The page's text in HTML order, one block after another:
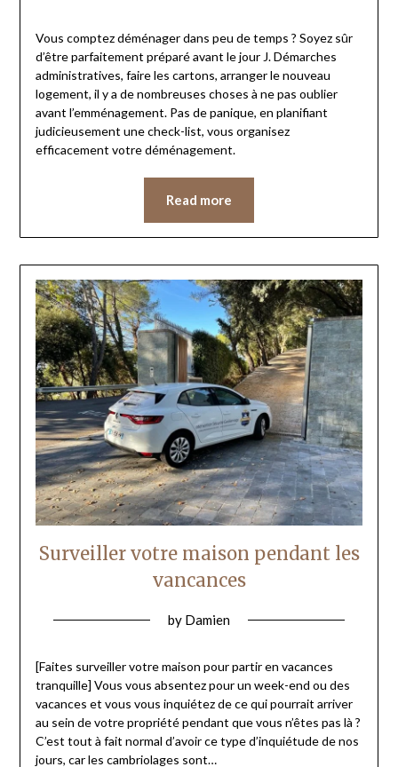
Vous comptez déménager dans peu de temps ? Soyez sûr
d’être parfaitement préparé avant le jour J. Démarches
administratives, faire les cartons, arranger le nouveau
logement, il y a de nombreuses choses à ne pas oublier
avant l’emménagement. Pas de panique, en planifiant
judicieusement une check-list, vous organisez
efficacement votre déménagement.
Read more
Surveiller votre maison pendant les
vancances
by Damien
[Faites surveiller votre maison pour partir en vacances
tranquille] Vous vous absentez pour un week-end ou des
vacances et vous vous inquiétez de ce qui pourrait arriver
au sein de votre propriété pendant que vous n’êtes pas là ?
C’est tout à fait normal d’avoir ce type d’inquiétude de nos
jours, car les cambriolages sont…